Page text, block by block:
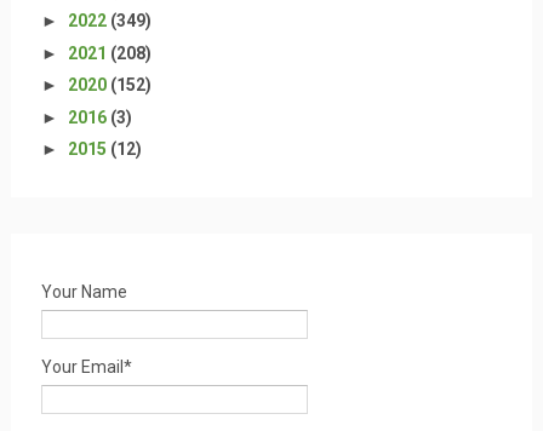
► 2022 (349)
► 2021 (208)
► 2020 (152)
► 2016 (3)
► 2015 (12)
Your Name
Your Email*